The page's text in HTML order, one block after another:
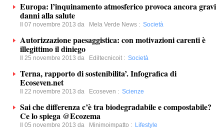
Europa: l’inquinamento atmosferico provoca ancora gravi
danni alla salute
Il 07 novembre 2013 da Mela Verde News : Società
Autorizzazione paesaggistica: con motivazioni carenti è
illegittimo il diniego
Il 25 novembre 2013 da Ediltecnicoit : Società
Terna, rapporto di sostenibilita’. Infografica di
Ecoseven.net
Il 22 novembre 2013 da Ecoseven : Scienze
Sai che differenza c’è tra biodegradabile e compostabile?
Ce lo spiega @Ecozema
Il 05 novembre 2013 da Minimoimpatto : Lifestyle